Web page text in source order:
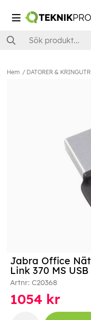
Hem DATORER &
Jabra Office
Link 370 MS
Artnr: C20368
1054 kr